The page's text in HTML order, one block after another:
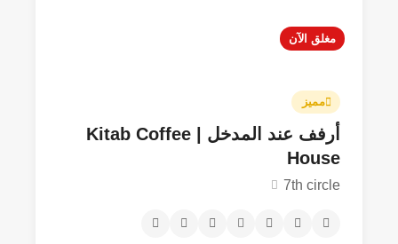
مغلق الآن
مميز
أرفف عند المدخل | Kitab Coffee
House
7th circle